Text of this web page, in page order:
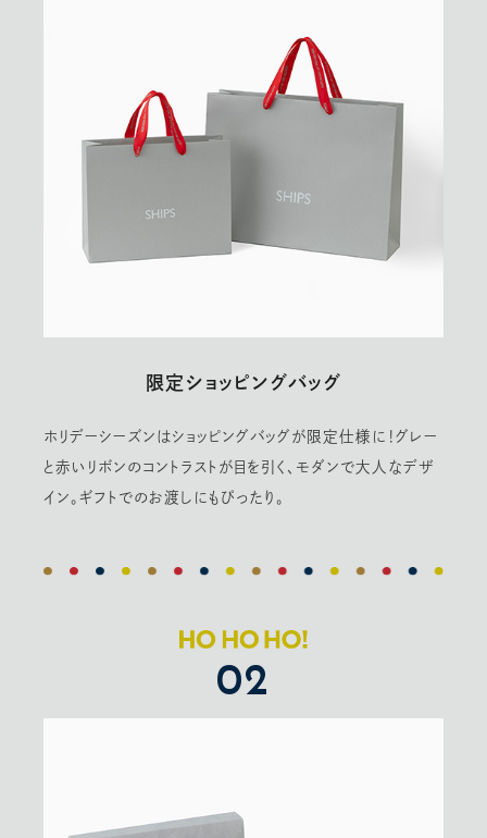
限定ショッピングバッグ
ホリデーシーズンはショッピングバッグが限定仕様に！グレー
と赤いリボンのコントラストが目を引く、モダンで大人なデザ
イン。ギフトでのお渡しにもぴったり。
02